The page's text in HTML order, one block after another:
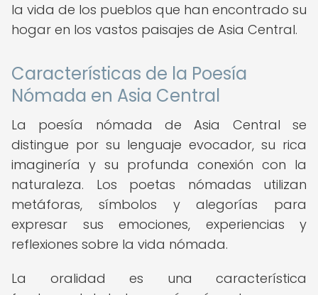
la vida de los pueblos que han encontrado su
hogar en los vastos paisajes de Asia Central.
Características de la Poesía
Nómada en Asia Central
La poesía nómada de Asia Central se
distingue por su lenguaje evocador, su rica
imaginería y su profunda conexión con la
naturaleza. Los poetas nómadas utilizan
metáforas, símbolos y alegorías para
expresar sus emociones, experiencias y
reflexiones sobre la vida nómada.
La oralidad es una característica